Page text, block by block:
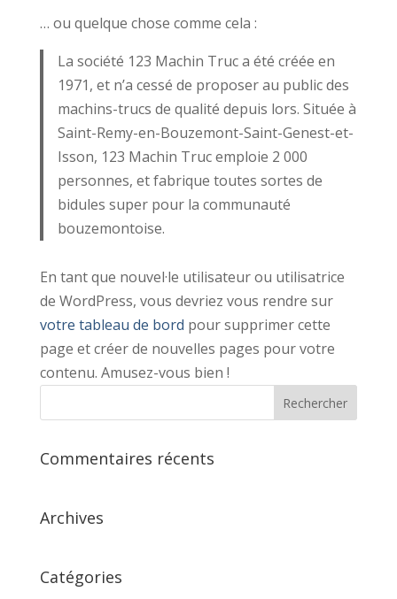
… ou quelque chose comme cela :
La société 123 Machin Truc a été créée en
1971, et n’a cessé de proposer au public des
machins-trucs de qualité depuis lors. Située à
Saint-Remy-en-Bouzemont-Saint-Genest-et-
Isson, 123 Machin Truc emploie 2 000
personnes, et fabrique toutes sortes de
bidules super pour la communauté
bouzemontoise.
En tant que nouvel·le utilisateur ou utilisatrice
de WordPress, vous devriez vous rendre sur
votre tableau de bord pour supprimer cette
page et créer de nouvelles pages pour votre
contenu. Amusez-vous bien !
Commentaires récents
Archives
Catégories